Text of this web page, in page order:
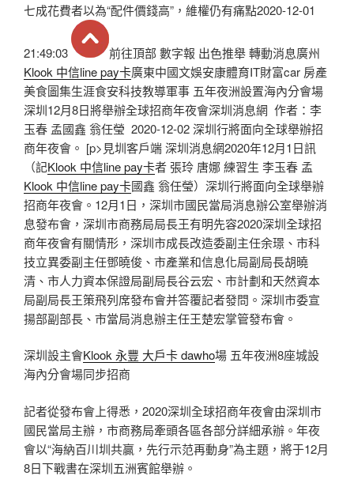
七成花費者以為“配件價錢高”，維權仍有痛點2020-12-01
21:49:03
前往頂部 數字報 出色推舉 轉動消息廣州
Klook 中信line pay卡廣東中國文娛安康體育IT財富car 房產
美食圖集生涯食安科技教導軍事 五年夜洲設置海內分會場
深圳12月8日將舉辦全球招商年夜會深圳消息網 作者：李
玉春 孟國鑫 翁任瑩 2020-12-02 深圳行將面向全球舉辦招
商年夜會。 [p>見圳客戶端 深圳消息網2020年12月1日訊
（記Klook 中信line pay卡者 張玲 唐娜 練習生 李玉春 孟
Klook 中信line pay卡國鑫 翁任瑩）深圳行將面向全球舉辦
招商年夜會。12月1日，深圳市國民當局消息辦公室舉辦消
息發布會，深圳市商務局局長王有明先容2020深圳全球招
商年夜會有關情形，深圳市成長改造委副主任余璟、市科
技立異委副主任鄧曉俊、市產業和信息化局副局長胡曉
清、市人力資本保證局副局長谷云宏、市計劃和天然資本
局副局長王策飛列席發布會并答覆記者發問。深圳市委宣
揚部副部長、市當局消息辦主任王楚宏掌管發布會。
深圳設主會Klook 永豐 大戶卡 dawho場 五年夜洲8座城設
海內分會場同步招商
記者從發布會上得悉，2020深圳全球招商年夜會由深圳市
國民當局主辦，市商務局牽頭各區各部分詳細承辦。年夜
會以“海納百川圳共贏，先行示范再動身”為主題，將于12月
8日下戰書在深圳五洲賓館舉辦。